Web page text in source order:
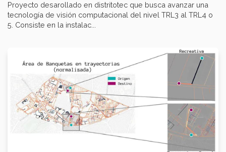
Proyecto desarollado en distritotec que busca avanzar una
tecnología de visión computacional del nivel TRL3 al TRL4 o
5. Consiste en la instalac...